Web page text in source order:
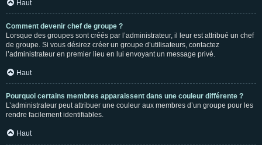
Haut
Comment devenir chef de groupe ?
Lorsque des groupes sont créés par l’administrateur, il leur est attribué un chef
de groupe. Si vous désirez créer un groupe d’utilisateurs, contactez
l’administrateur en premier lieu en lui envoyant un message privé.
Haut
Pourquoi certains membres apparaissent dans une couleur différente ?
L’administrateur peut attribuer une couleur aux membres d’un groupe pour les
rendre facilement identifiables.
Haut